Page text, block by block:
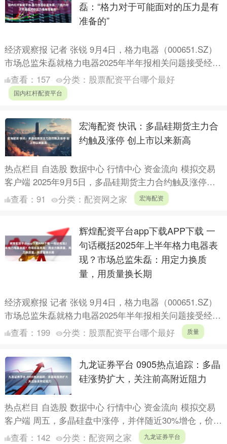
磊：“格力对于可能面对的压力是有
准备的”
经济观察报 记者 张锐 9月4日，格力电器（000651.SZ）
市场总监朱磊就格力电器2025年半年报相关问题接受经济
观察报记者采访，独家回应了格力电器上半年业....
查看： 157 分类： 股票配资平台哪个最好
国内杠杆配资平台
宏海配资 快讯：多晶硅期货主力合
约触及涨停 创上市以来新高
热点栏目 自选股 数据中心 行情中心 资金流向 模拟交易
客户端 2025年9月5日，多晶硅期货主力合约触及涨停，
涨幅8.99%，现报56735元/吨，创上市以....
查看： 91 分类： 配资网之家 宏海配资
辉煌配资平台app下载APP下载 一
句话概括2025年上半年格力电器表
现？市场总监朱磊：用定力换质
量，用质量换长期
经济观察报 记者 张锐 9月4日，格力电器（000651.SZ）
市场总监朱磊就格力电器2025年半年报相关问题接受经济
观察报记者采访，独家回应了格力电器上半年业....
查看： 199 分类： 股票配资平台哪个最好 质量
九龙证券平台 0905热点追踪：多晶
硅涨势扩大，关注前高附近阻力
热点栏目 自选股 数据中心 行情中心 资金流向 模拟交易
客户端 周五，多晶硅盘中涨停，并伴随近30%增仓，价格
一度超越7月前高。与此同时，光伏板块概念股同步上....
查看： 142 分类： 配资网之家 九龙证券平台